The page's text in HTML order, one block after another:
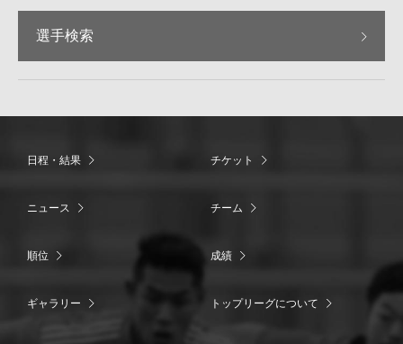
選手検索
日程・結果 チケット
ニュース チーム
順位 成績
ギャラリー トップリーグについて